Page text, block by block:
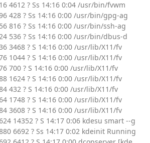
4612 ? Ss 14:16 0:04 /usr/bin/fvwm
428 ? Ss 14:16 0:00 /usr/bin/gpg-ag
816 ? Ss 14:16 0:00 /usr/bin/ssh-ag
536 ? Ss 14:16 0:00 /usr/bin/dbus-d
3468 ? S 14:16 0:00 /usr/lib/X11/fv
1044 ? S 14:16 0:00 /usr/lib/X11/fv
700 ? S 14:16 0:00 /usr/lib/X11/fv
1624 ? S 14:16 0:00 /usr/lib/X11/fv
432 ? S 14:16 0:00 /usr/lib/X11/fv
1748 ? S 14:16 0:00 /usr/lib/X11/fv
3608 ? S 14:16 0:00 /usr/lib/X11/fv
14352 ? S 14:17 0:06 kdesu smart --g
6692 ? Ss 14:17 0:02 kdeinit Running